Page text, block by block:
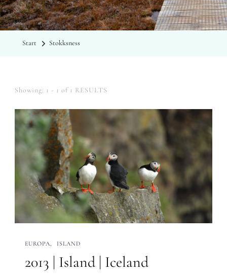
Start Stokksness
Showing: 1 - 1 of 1 RESULTS
EUROPA ISLAND
2013 | Island | Iceland